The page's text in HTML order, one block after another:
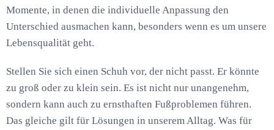
Momente, in denen die individuelle Anpassung den
Unterschied ausmachen kann, besonders wenn es um unsere
Lebensqualität geht.
Stellen Sie sich einen Schuh vor, der nicht passt. Er könnte
zu groß oder zu klein sein. Es ist nicht nur unangenehm,
sondern kann auch zu ernsthaften Fußproblemen führen.
Das gleiche gilt für Lösungen in unserem Alltag. Was für